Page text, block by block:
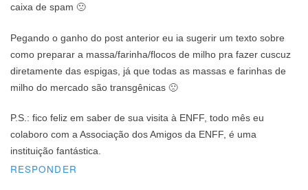
caixa de spam 🙁
Pegando o ganho do post anterior eu ia sugerir um texto sobre
como preparar a massa/farinha/flocos de milho pra fazer cuscuz
diretamente das espigas, já que todas as massas e farinhas de
milho do mercado são transgênicas 🙁
P.S.: fico feliz em saber de sua visita à ENFF, todo mês eu
colaboro com a Associação dos Amigos da ENFF, é uma
instituição fantástica.
RESPONDER